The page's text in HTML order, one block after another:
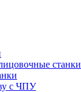
станки
с ЧПУ